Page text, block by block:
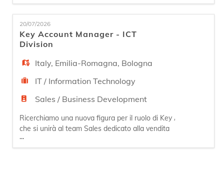
FR
IT
DE
ES
mercato Centro Sud Italia per la nostra suite di
prodotti dedicata al settore sanitario. A stretto
contatto con il Sales Manager, il nuovo profilo
avrà l'opportunità di gestire e fidelizzare il port
20/07/2026
Key Account Manager - ICT
Division
Italy, Emilia-Romagna, Bologna
IT / Information Technology
Sales / Business Development
Ricerchiamo una nuova figura per il ruolo di Key Account
che si unirà al team Sales dedicato alla vendita
di soluzioni ICT e di Cyber Security; il profilo si
specializzerà, almeno inizialmente, sul mercato
...